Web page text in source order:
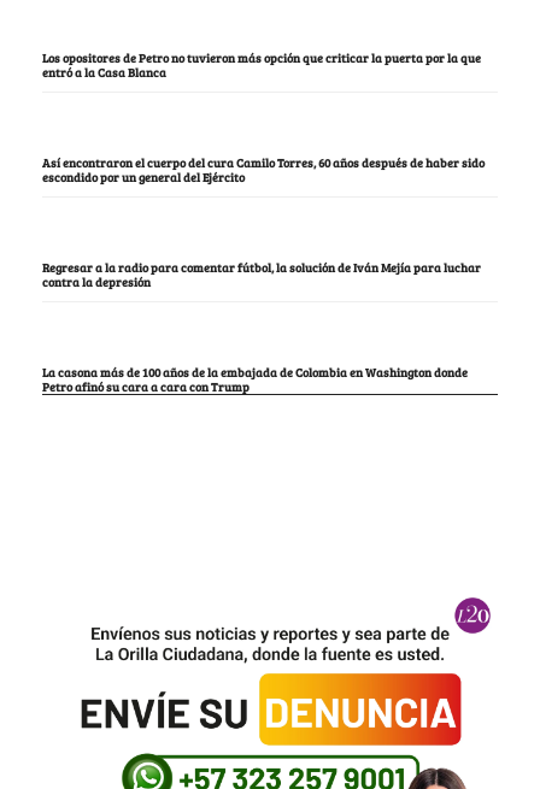
Los opositores de Petro no tuvieron más opción que criticar la puerta por la que
entró a la Casa Blanca
Así encontraron el cuerpo del cura Camilo Torres, 60 años después de haber sido
escondido por un general del Ejército
Regresar a la radio para comentar fútbol, la solución de Iván Mejía para luchar
contra la depresión
La casona más de 100 años de la embajada de Colombia en Washington donde
Petro afinó su cara a cara con Trump